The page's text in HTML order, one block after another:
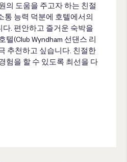
의 도움을 주고자 하는 친절
통 능력 덕분에 호텔에서의
. 편안하고 즐거운 숙박을
텔(Club Wyndham 선댄스 리
추천하고 싶습니다. 친절한
험을 할 수 있도록 최선을 다